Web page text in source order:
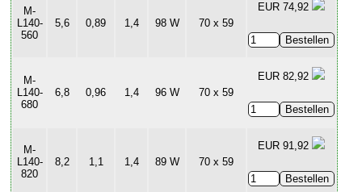
M-
L140-
560
5,6 0,89 1,4 98 W 70 x 59
EUR 74,92
M-
L140-
680
6,8 0,96 1,4 96 W 70 x 59
EUR 82,92
M-
L140-
820
8,2 1,1 1,4 89 W 70 x 59
EUR 91,92